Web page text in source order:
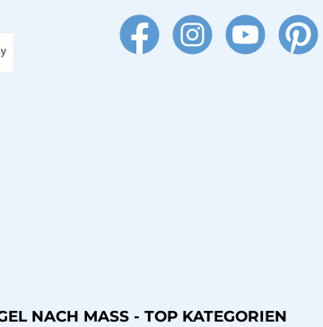
FacebookInstagramYouTube Pinterest
NACH MASS - TOP KATEGORIEN